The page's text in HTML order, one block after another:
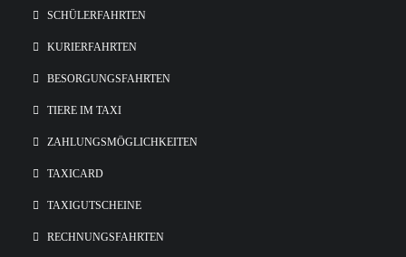
SCHÜLERFAHRTEN
KURIERFAHRTEN
BESORGUNGSFAHRTEN
TIERE IM TAXI
ZAHLUNGSMÖGLICHKEITEN
TAXICARD
TAXIGUTSCHEINE
RECHNUNGSFAHRTEN